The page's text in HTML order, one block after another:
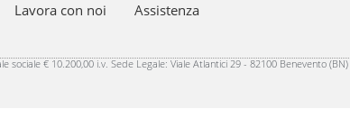
Lavora con noi Assistenza
sociale € 10.200,00 i.v. Sede Legale: Viale Atlantici 29 - 82100 Benevento (BN)